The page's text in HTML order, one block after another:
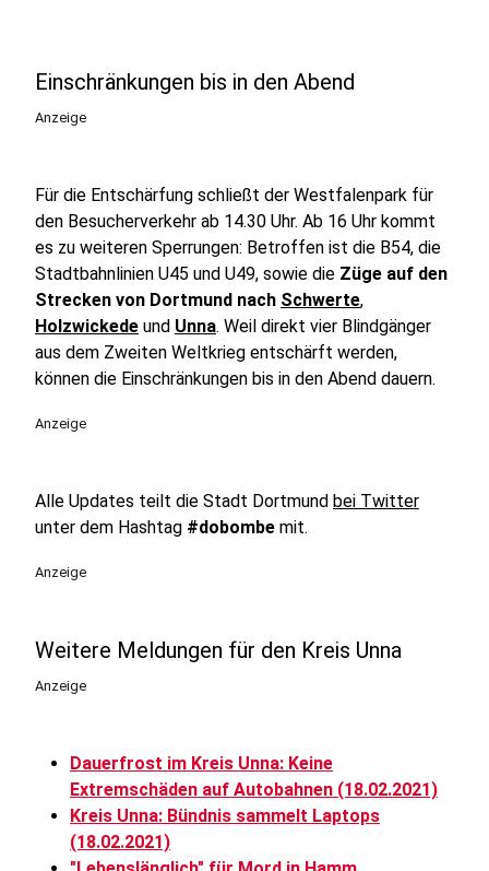
Einschränkungen bis in den Abend
Anzeige
Für die Entschärfung schließt der Westfalenpark für
den Besucherverkehr ab 14.30 Uhr. Ab 16 Uhr kommt
es zu weiteren Sperrungen: Betroffen ist die B54, die
Stadtbahnlinien U45 und U49, sowie die Züge auf den
Strecken von Dortmund nach Schwerte,
Holzwickede und Unna. Weil direkt vier Blindgänger
aus dem Zweiten Weltkrieg entschärft werden,
können die Einschränkungen bis in den Abend dauern.
Anzeige
Alle Updates teilt die Stadt Dortmund bei Twitter
unter dem Hashtag #dobombe mit.
Anzeige
Weitere Meldungen für den Kreis Unna
Anzeige
Dauerfrost im Kreis Unna: Keine
Extremschäden auf Autobahnen (18.02.2021)
Kreis Unna: Bündnis sammelt Laptops
(18.02.2021)